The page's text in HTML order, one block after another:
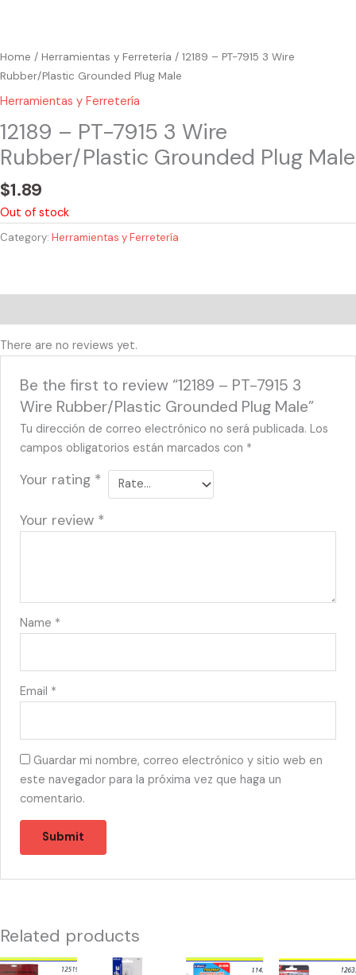
Home / Herramientas y Ferretería / 12189 – PT-7915 3 Wire
Rubber/Plastic Grounded Plug Male
Herramientas y Ferretería
12189 – PT-7915 3 Wire
Rubber/Plastic Grounded Plug Male
$1.89
Out of stock
Category: Herramientas y Ferretería
There are no reviews yet.
Be the first to review “12189 – PT-7915 3
Wire Rubber/Plastic Grounded Plug Male”
Tu dirección de correo electrónico no será publicada. Los
campos obligatorios están marcados con *
Your rating *
Your review *
Name *
Email *
Guardar mi nombre, correo electrónico y sitio web en
este navegador para la próxima vez que haga un
comentario.
Related products
12519
22846
11471
12633